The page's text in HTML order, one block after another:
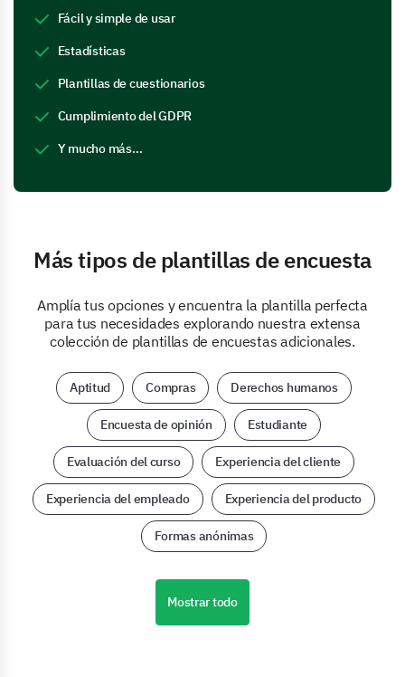
Fácil y simple de usar
Estadísticas
Plantillas de cuestionarios
Cumplimiento del GDPR
Y mucho más…
Más tipos de plantillas de encuesta
Amplía tus opciones y encuentra la plantilla perfecta
para tus necesidades explorando nuestra extensa
colección de plantillas de encuestas adicionales.
Aptitud Compras Derechos humanos
Encuesta de opinión Estudiante
Evaluación del curso Experiencia del cliente
Experiencia del empleado Experiencia del producto
Formas anónimas
Mostrar todo